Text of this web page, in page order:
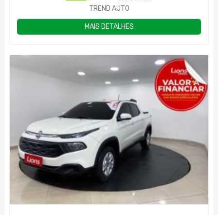
TREND AUTO
MAIS DETALHES